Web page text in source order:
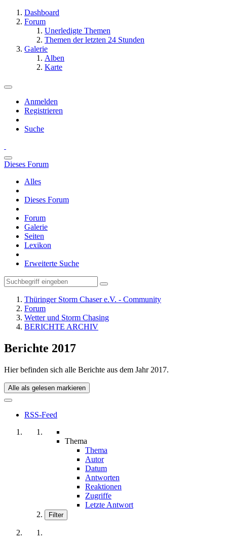
Dashboard
Forum
Unerledigte Themen
Themen der letzten 24 Stunden
Galerie
Alben
Karte
Anmelden
Registrieren
Suche
Dieses Forum
Alles
Dieses Forum
Forum
Galerie
Seiten
Lexikon
Erweiterte Suche
Thüringer Storm Chaser e.V. - Community
Forum
Wetter und Storm Chasing
BERICHTE ARCHIV
Berichte 2017
Hier befinden sich alle Berichte aus dem Jahr 2017.
Alle als gelesen markieren
RSS-Feed
Thema
Thema
Autor
Datum
Antworten
Reaktionen
Zugriffe
Letzte Antwort
Filter